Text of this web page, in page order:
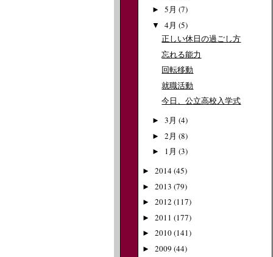
► 5月 (7)
▼ 4月 (5)
正しい休日の過ごし方
忘れる能力
回転移動
就職活動
今日、公立高校入学式
► 3月 (4)
► 2月 (8)
► 1月 (3)
► 2014(45)
► 2013 (79)
► 2012 (117)
► 2011 (177)
► 2010(141)
► 2009 (44)